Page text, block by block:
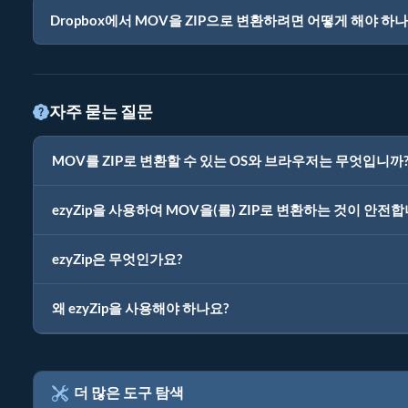
Dropbox에서 MOV을 ZIP으로 변환하려면 어떻게 해야 하
자주 묻는 질문
MOV를 ZIP로 변환할 수 있는 OS와 브라우저는 무엇입니까?
ezyZip을 사용하여 MOV을(를) ZIP로 변환하는 것이 안전합
ezyZip은 무엇인가요?
왜 ezyZip을 사용해야 하나요?
더 많은 도구 탐색